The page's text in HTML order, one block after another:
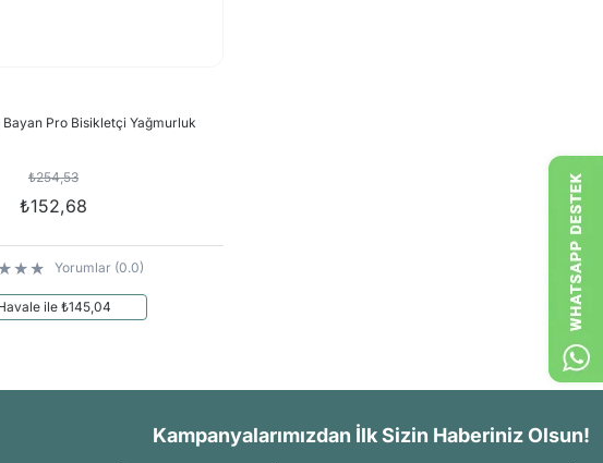
Pro Bisikletçi Yağmurluk
₺254,53
₺152,68
Yorumlar (0.0)
ile ₺145,04
Kampanyalarımızdan İlk Sizin Haberiniz Olsun!